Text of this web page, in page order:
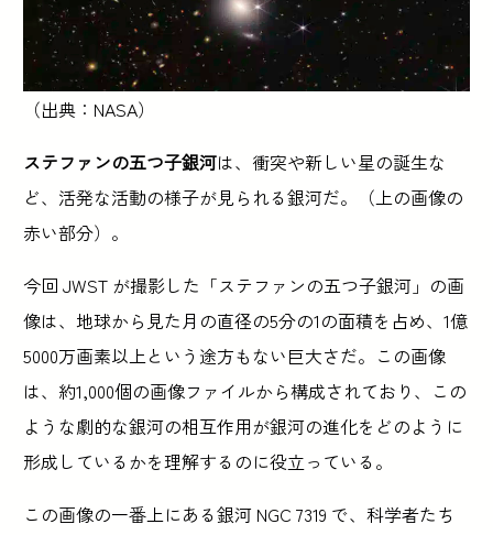
（出典：NASA）
ステファンの五つ子銀河は、衝突や新しい星の誕生な
ど、活発な活動の様子が見られる銀河だ。（上の画像の
赤い部分）。
今回 JWST が撮影した「ステファンの五つ子銀河」の画
像は、地球から見た月の直径の5分の1の面積を占め、1億
5000万画素以上という途方もない巨大さだ。この画像
は、約1,000個の画像ファイルから構成されており、この
ような劇的な銀河の相互作用が銀河の進化をどのように
形成しているかを理解するのに役立っている。
この画像の一番上にある銀河 NGC 7319 で、科学者たち